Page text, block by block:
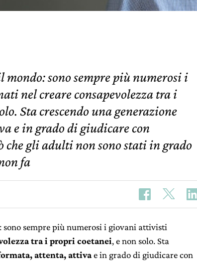
sono sempre più numerosi i
nel creare consapevolezza tra i
Sta crescendo una generazione
e in grado di giudicare con
che gli adulti non sono stati in grado
fa
sempre più numerosi i giovani attivisti
tra i propri coetanei, e non solo. Sta
attenta, attivae in grado di giudicare con